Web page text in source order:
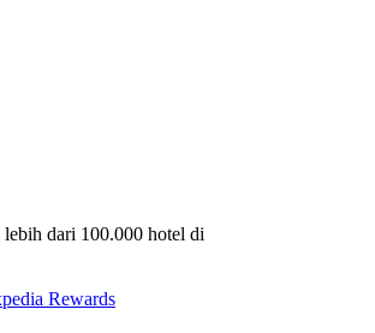
dari 100.000 hotel di
Rewards